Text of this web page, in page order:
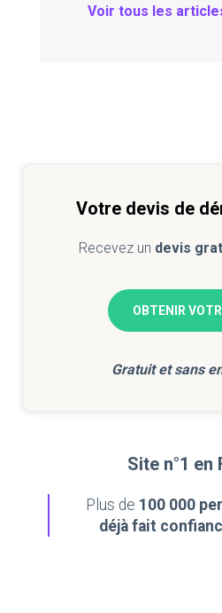
Voir tous les
Votre devis de
Recevez un devis
OBTENIR
Gratuit et sans
Site n°1 en
Plus de 100 000
déjà fait